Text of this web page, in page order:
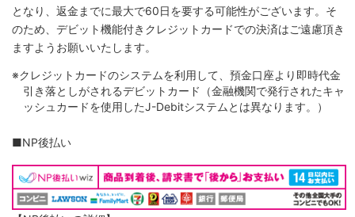
となり、返金までに最大で60日を要する可能性がございます。そ
のため、デビット機能付きクレジットカードでの決済はご遠慮頂き
ますようお願いいたします。
※クレジットカードのシステムを利用して、預金口座より即時代金
引き落としがされるデビットカード（金融機関で発行されたキャ
ッシュカードを使用したJ-Debitシステムとは異なります。）
■NP後払い